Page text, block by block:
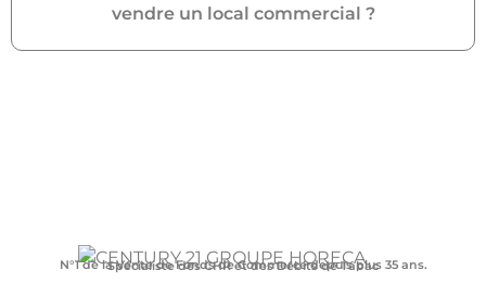
vendre un local commercial ?
N°1 de la Vente de Fonds de Commerce depuis plus 35 ans.
Spécialiste des CHR et des Débits de Tabac